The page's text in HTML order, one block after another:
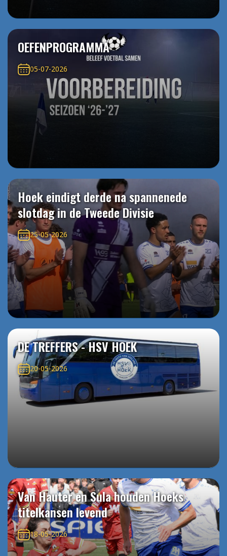
OEFENPROGRAMMA
05-07-2026
Hoek eindigt derde na spannenede
slotdag in de Tweede Divisie
25-05-2026
DE TREFFERS - HSV HOEK
20-05-2026
Van Hauter en Sula houden Hoeks
titelkansen levend
18-05-2026